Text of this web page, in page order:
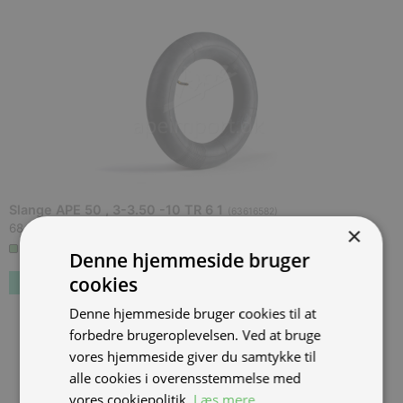
Slange APE 50 , 3-3.50 -10 TR 6 1 ( 63616582
68,00 kr. ×
Denne hjemmeside bruger
cookies
Denne hjemmeside bruger cookies til at
forbedre brugeroplevelsen. Ved at bruge
vores hjemmeside giver du samtykke til
alle cookies i overensstemmelse med
vores cookiepolitik. Læs mere